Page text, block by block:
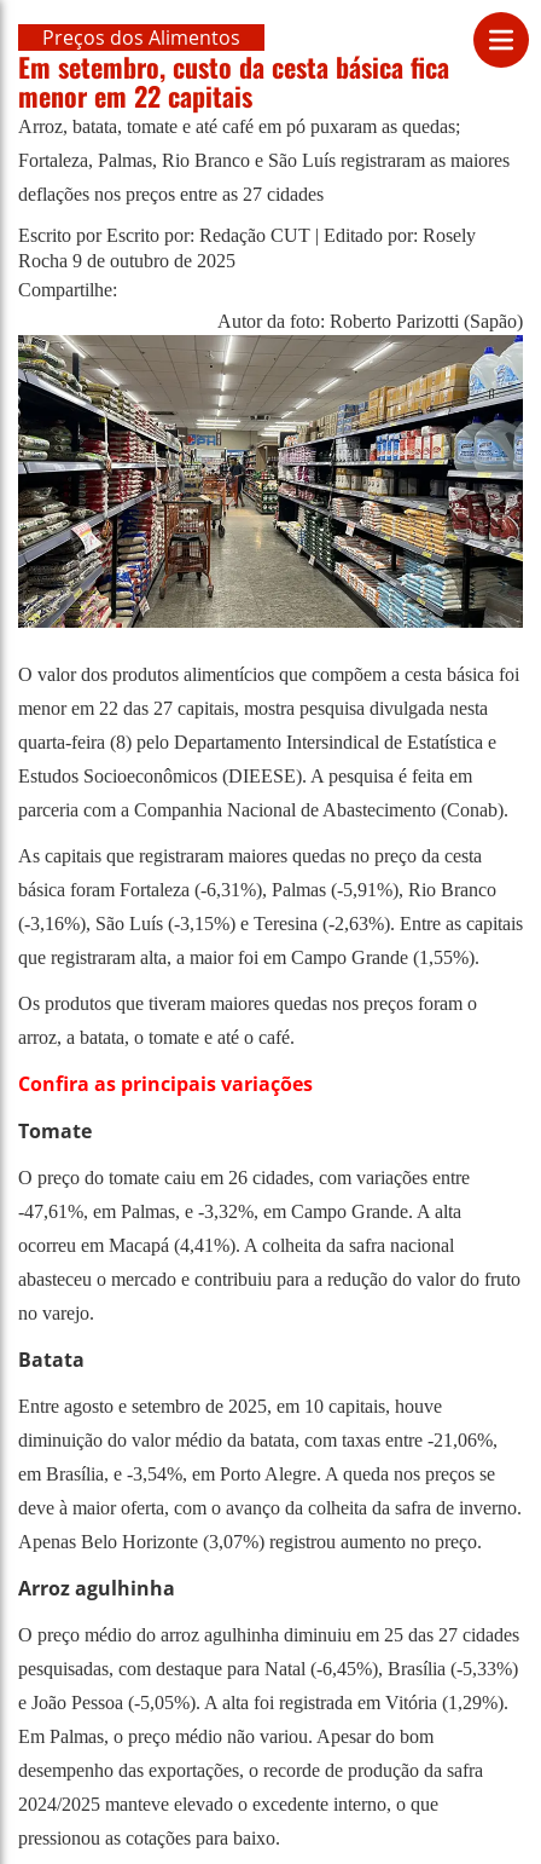
Preços dos Alimentos
Em setembro, custo da cesta básica fica
menor em 22 capitais
Arroz, batata, tomate e até café em pó puxaram as quedas;
Fortaleza, Palmas, Rio Branco e São Luís registraram as maiores
deflações nos preços entre as 27 cidades
Escrito por Escrito por: Redação CUT | Editado por: Rosely
Rocha 9 de outubro de 2025
Compartilhe:
Autor da foto: Roberto Parizotti (Sapão)
O valor dos produtos alimentícios que compõem a cesta básica foi
menor em 22 das 27 capitais, mostra pesquisa divulgada nesta
quarta-feira (8) pelo Departamento Intersindical de Estatística e
Estudos Socioeconômicos (DIEESE). A pesquisa é feita em
parceria com a Companhia Nacional de Abastecimento (Conab).
As capitais que registraram maiores quedas no preço da cesta
básica foram Fortaleza (-6,31%), Palmas (-5,91%), Rio Branco
(-3,16%), São Luís (-3,15%) e Teresina (-2,63%). Entre as capitais
que registraram alta, a maior foi em Campo Grande (1,55%).
Os produtos que tiveram maiores quedas nos preços foram o
arroz, a batata, o tomate e até o café.
Confira as principais variações
Tomate
O preço do tomate caiu em 26 cidades, com variações entre
-47,61%, em Palmas, e -3,32%, em Campo Grande. A alta
ocorreu em Macapá (4,41%). A colheita da safra nacional
abasteceu o mercado e contribuiu para a redução do valor do fruto
no varejo.
Batata
Entre agosto e setembro de 2025, em 10 capitais, houve
diminuição do valor médio da batata, com taxas entre -21,06%,
em Brasília, e -3,54%, em Porto Alegre. A queda nos preços se
deve à maior oferta, com o avanço da colheita da safra de inverno.
Apenas Belo Horizonte (3,07%) registrou aumento no preço.
Arroz agulhinha
O preço médio do arroz agulhinha diminuiu em 25 das 27 cidades
pesquisadas, com destaque para Natal (-6,45%), Brasília (-5,33%)
e João Pessoa (-5,05%). A alta foi registrada em Vitória (1,29%).
Em Palmas, o preço médio não variou. Apesar do bom
desempenho das exportações, o recorde de produção da safra
2024/2025 manteve elevado o excedente interno, o que
pressionou as cotações para baixo.